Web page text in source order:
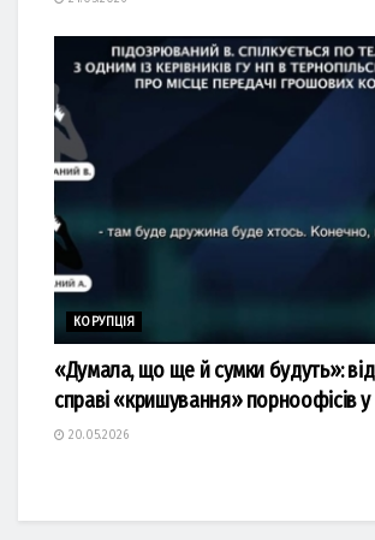
КОРУПЦІЯ
«Думала, що ще й сумки будуть»:
справі «кришування» порноофісів
20.05.2026